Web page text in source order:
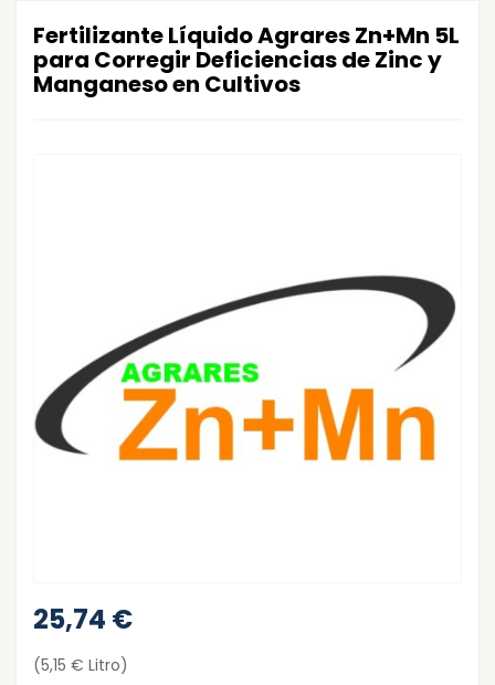
Fertilizante Líquido Agrares Zn+Mn 5L
para Corregir Deficiencias de Zinc y
Manganeso en Cultivos
25,74 €
(5,15 € Litro)